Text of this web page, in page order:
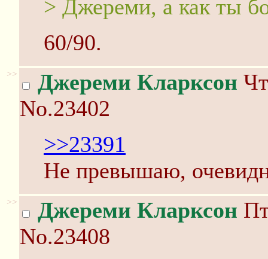
> Джереми, а как ты
60/90.
>> Джереми Кларксон
No.23402
>>23391
Не превышаю,
>> Джереми Кларксон
No.23408